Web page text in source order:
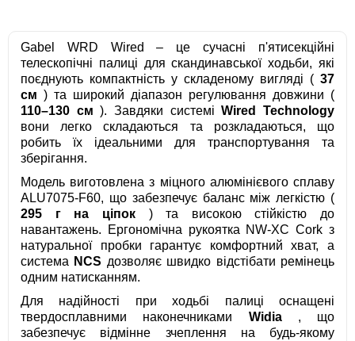
Gabel WRD Wired – це сучасні п'ятисекційні
телескопічні палиці для скандинавської ходьби, які
поєднують компактність у складеному вигляді ( 37
см ) та широкий діапазон регулювання довжини (
110–130 см ). Завдяки системіWired Technology
вони легко складаються та розкладаються, що
робить їх ідеальними для транспортування та
зберігання.
Модель виготовлена з міцного алюмінієвого сплаву
ALU7075-F60, що забезпечує баланс між легкістю (
295 г на ціпок) та високою стійкістю до
навантажень. Ергономічна рукоятка NW-XC Cork з
натуральної пробки гарантує комфортний хват, а
система NCS дозволяє швидко відстібати ремінець
одним натисканням.
Для надійності при ходьбі палиці оснащені
твердосплавними наконечниками Widia, що
забезпечує відмінне зчеплення на будь-якому